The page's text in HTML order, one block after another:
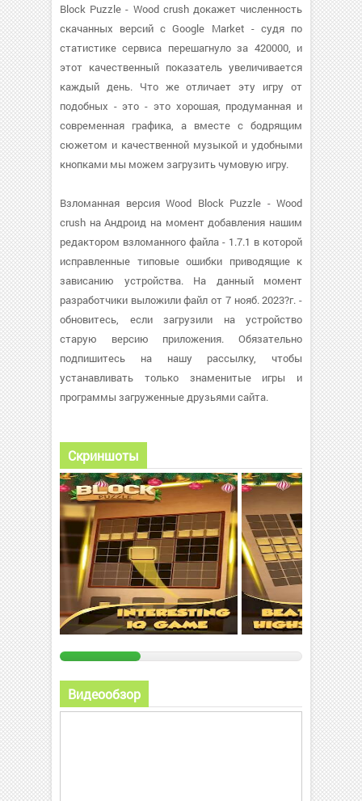
Block Puzzle - Wood crush докажет численность
скачанных версий с Google Market - судя по
статистике сервиса перешагнуло за 420000, и
этот качественный показатель увеличивается
каждый день. Что же отличает эту игру от
подобных - это - это хорошая, продуманная и
современная графика, а вместе с бодрящим
сюжетом и качественной музыкой и удобными
кнопками мы можем загрузить чумовую игру.
Взломанная версия Wood Block Puzzle - Wood
crush на Андроид на момент добавления нашим
редактором взломанного файла - 1.7.1 в которой
исправленные типовые ошибки приводящие к
зависанию устройства. На данный момент
разработчики выложили файл от 7 нояб. 2023?г. -
обновитесь, если загрузили на устройство
старую версию приложения. Обязательно
подпишитесь на нашу рассылку, чтобы
устанавливать только знаменитые игры и
программы загруженные друзьями сайта.
Скриншоты
Видеообзор